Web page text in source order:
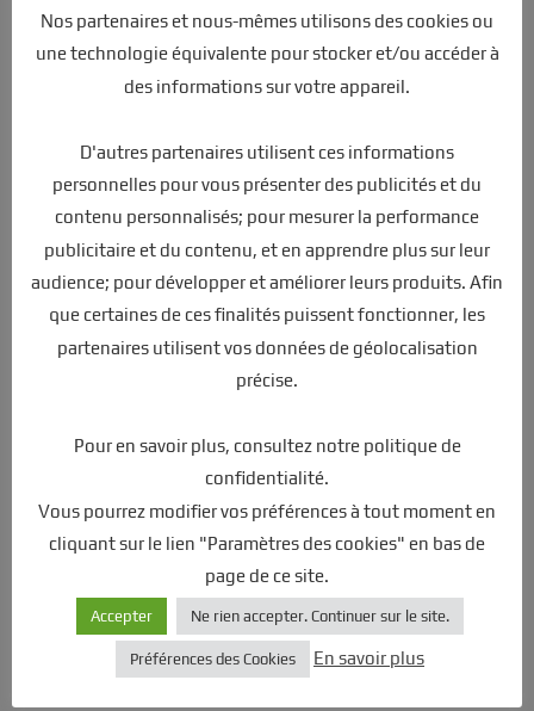
Cliquer ici pour appeler
Comment avez-vous connu notre entreprise ? :
Nos partenaires et nous-mêmes utilisons des cookies ou
une technologie équivalente pour stocker et/ou accéder à
des informations sur votre appareil.
D'autres partenaires utilisent ces informations
personnelles pour vous présenter des publicités et du
contenu personnalisés; pour mesurer la performance
publicitaire et du contenu, et en apprendre plus sur leur
audience; pour développer et améliorer leurs produits. Afin
que certaines de ces finalités puissent fonctionner, les
partenaires utilisent vos données de géolocalisation
précise.
Pour en savoir plus, consultez notre politique de
confidentialité.
Vous pourrez modifier vos préférences à tout moment en
cliquant sur le lien "Paramètres des cookies" en bas de
page de ce site.
Accepter Ne rien accepter. Continuer sur le site.
Préférences des Cookies En savoir plus